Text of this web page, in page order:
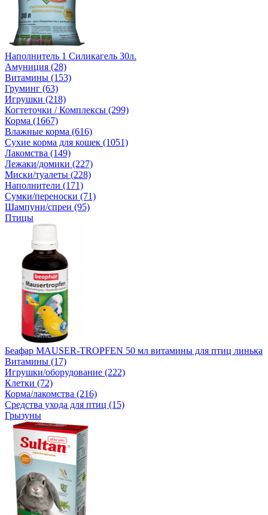
Наполнитель 1 Силикагель 30л.
Амуниция (28)
Витамины (153)
Груминг (63)
Игрушки (218)
Когтеточки / Комплексы (299)
Корма (1667)
Влажные корма (616)
Сухие корма для кошек (1051)
Лакомства (149)
Лежаки/домики (227)
Миски/туалеты (228)
Наполнители (171)
Сумки/переноски (71)
Шампуни/спреи (95)
Птицы
Беафар MAUSER-TROPFEN 50 мл витамины для птиц линька
Витамины (17)
Игрушки/оборудование (222)
Клетки (72)
Корма/лакомства (216)
Средства ухода для птиц (15)
Грызуны